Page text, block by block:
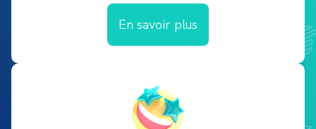
En savoir plus